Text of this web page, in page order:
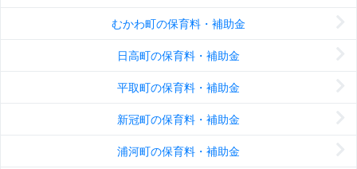
むかわ町の保育料・補助金
日高町の保育料・補助金
平取町の保育料・補助金
新冠町の保育料・補助金
浦河町の保育料・補助金